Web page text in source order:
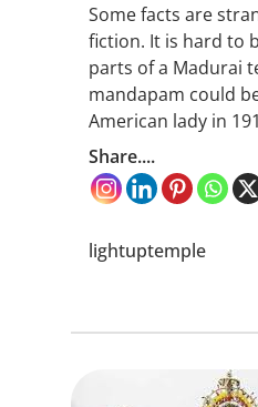
Some facts are
fiction. It is hard to
parts of a Madurai
mandapam could
American lady in
Share....
lightuptemple